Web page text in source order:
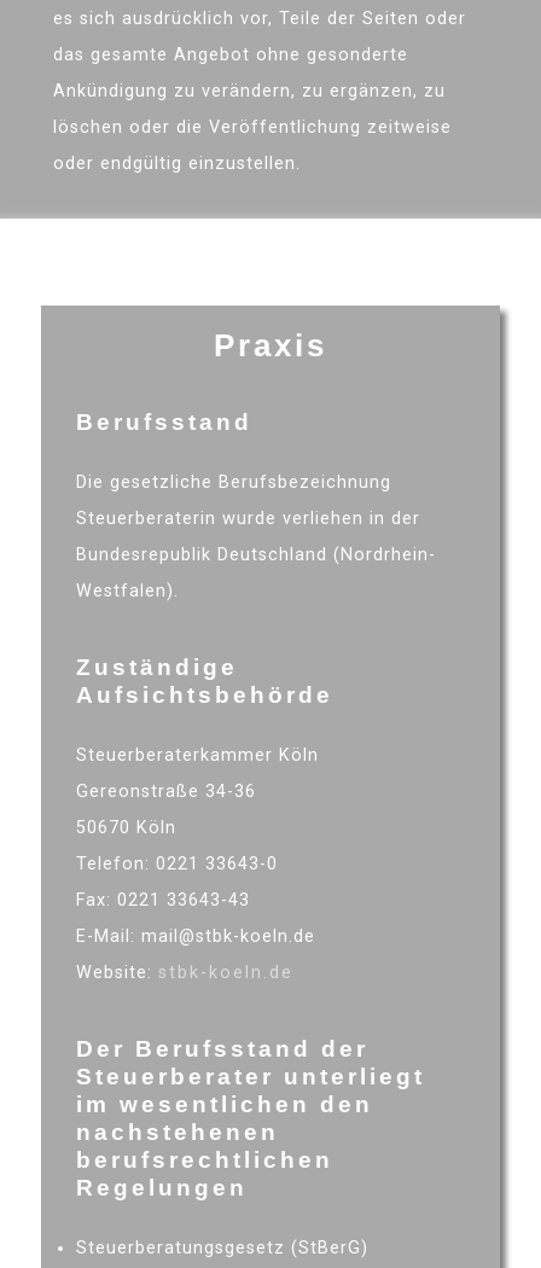
es sich ausdrücklich vor, Teile der Seiten oder
das gesamte Angebot ohne gesonderte
Ankündigung zu verändern, zu ergänzen, zu
löschen oder die Veröffentlichung zeitweise
oder endgültig einzustellen.
Praxis
Berufsstand
Die gesetzliche Berufsbezeichnung
Steuerberaterin wurde verliehen in der
Bundesrepublik Deutschland (Nordrhein-
Westfalen).
Zuständige
Aufsichtsbehörde
Steuerberaterkammer Köln
Gereonstraße 34-36
50670 Köln
Telefon: 0221 33643-0
Fax: 0221 33643-43
E-Mail: mail@stbk-koeln.de
Website: stbk-koeln.de
Der Berufsstand der
Steuerberater unterliegt
im wesentlichen den
nachstehenen
berufsrechtlichen
Regelungen
Steuerberatungsgesetz (StBerG)